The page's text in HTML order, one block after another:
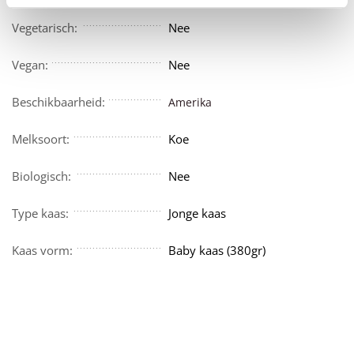
Vegetarisch: Nee
Vegan: Nee
Beschikbaarheid: Amerika
Melksoort: Koe
Biologisch: Nee
Type kaas: Jonge kaas
Kaas vorm: Baby kaas (380gr)